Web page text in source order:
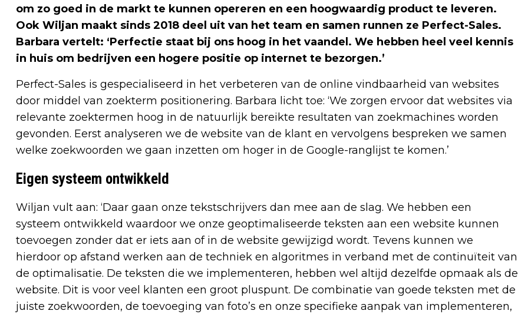
om zo goed in de markt te kunnen opereren en een hoogwaardig product te leveren.
Ook Wiljan maakt sinds 2018 deel uit van het team en samen runnen ze Perfect-Sales.
Barbara vertelt: ‘Perfectie staat bij ons hoog in het vaandel. We hebben heel veel kennis
in huis om bedrijven een hogere positie op internet te bezorgen.’
Perfect-Sales is gespecialiseerd in het verbeteren van de online vindbaarheid van websites
door middel van zoekterm positionering. Barbara licht toe: ‘We zorgen ervoor dat websites via
relevante zoektermen hoog in de natuurlijk bereikte resultaten van zoekmachines worden
gevonden. Eerst analyseren we de website van de klant en vervolgens bespreken we samen
welke zoekwoorden we gaan inzetten om hoger in de Google-ranglijst te komen.’
Eigen systeem ontwikkeld
Wiljan vult aan: ‘Daar gaan onze tekstschrijvers dan mee aan de slag. We hebben een
systeem ontwikkeld waardoor we onze geoptimaliseerde teksten aan een website kunnen
toevoegen zonder dat er iets aan of in de website gewijzigd wordt. Tevens kunnen we
hierdoor op afstand werken aan de techniek en algoritmes in verband met de continuïteit van
de optimalisatie. De teksten die we implementeren, hebben wel altijd dezelfde opmaak als de
website. Dit is voor veel klanten een groot pluspunt. De combinatie van goede teksten met de
juiste zoekwoorden, de toevoeging van foto’s en onze specifieke aanpak van implementeren,